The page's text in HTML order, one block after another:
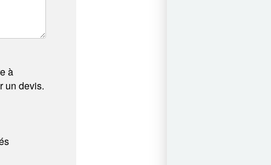
à
un devis.